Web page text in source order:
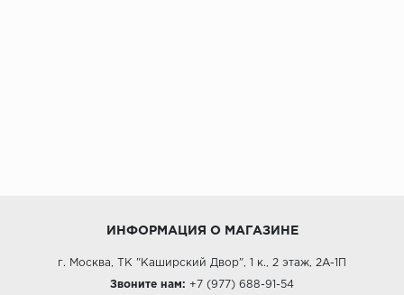
ИНФОРМАЦИЯ О МАГАЗИНЕ
г. Москва, ТК "Каширский Двор", 1 к., 2 этаж, 2А-1П
Звоните нам: +7 (977) 688-91-54